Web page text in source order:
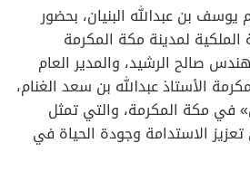
بن عبدالله البنيان، بحضور
الملكية لمدينة مكة المكرمة
صالح الرشيد، والمدير العام
الأستاذ عبدالله بن سعد الغنام،
في مكة المكرمة، والتي تمثل
الاستدامة وجودة الحياة في